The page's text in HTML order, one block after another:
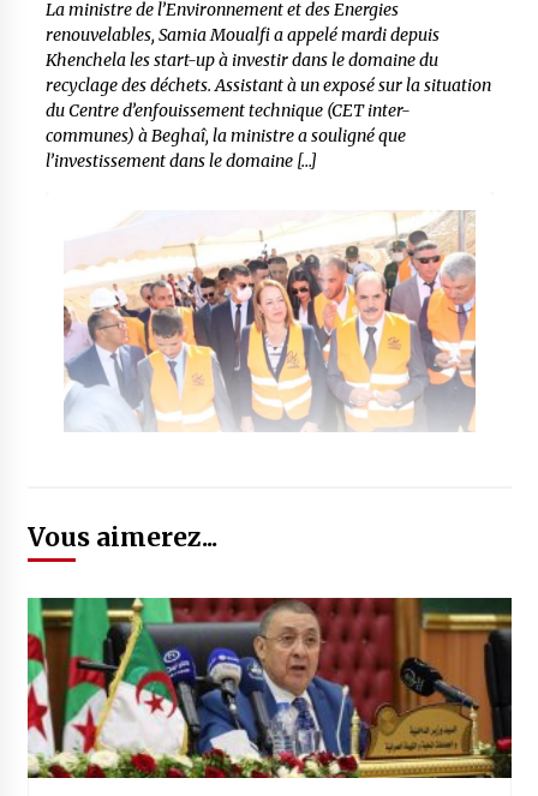
La ministre de l’Environnement et des Energies
renouvelables, Samia Moualfi a appelé mardi depuis
Khenchela les start-up à investir dans le domaine du
recyclage des déchets. Assistant à un exposé sur la situation
du Centre d’enfouissement technique (CET inter-
communes) à Beghaî, la ministre a souligné que
l’investissement dans le domaine […]
Vous aimerez...